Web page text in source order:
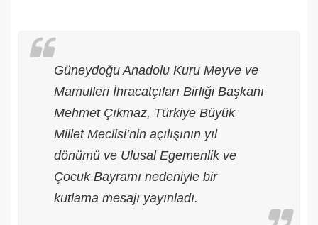
Güneydoğu Anadolu Kuru Meyve ve
Mamulleri İhracatçıları Birliği Başkanı
Mehmet Çıkmaz, Türkiye Büyük
Millet Meclisi’nin açılışının yıl
dönümü ve Ulusal Egemenlik ve
Çocuk Bayramı nedeniyle bir
kutlama mesajı yayınladı.